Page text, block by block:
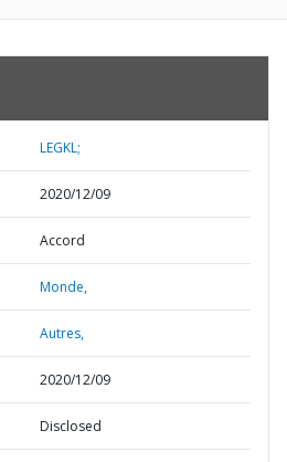
LEGKL;
2020/12/09
Accord
Monde,
Autres,
2020/12/09
Disclosed